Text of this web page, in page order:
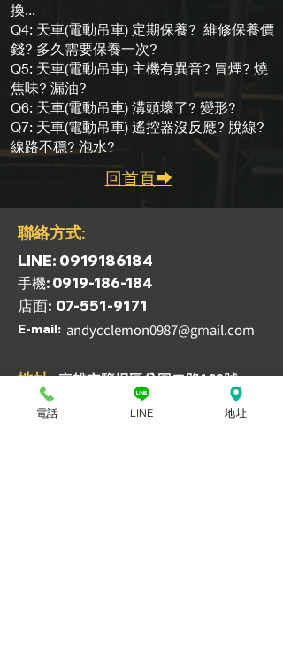
換...
Q4: 天車(電動吊車) 定期保養? 維修保養價
錢? 多久需要保養一次?
​Q5: 天車(電動吊車) 主機有異音? 冒煙? 燒
焦味? 漏油?
Q6: 天車(電動吊車) 溝頭壞了? 變形?
Q7: 天車(電動吊車) 遙控器沒反應? 脫線?
線路不穩? 泡水?
回首頁⮕
​聯絡方式:
​LINE: 0919186184
​手機: 0919-186-184
​店面: 07-551-9171
​E-mail: andycclemon0987@gmail.com
​地址: ​高雄市鹽埕區公園二路163號
電話 LINE 地址